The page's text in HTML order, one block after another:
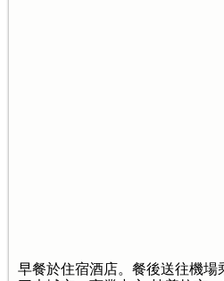
早餐於住宿酒店。餐後送往機場